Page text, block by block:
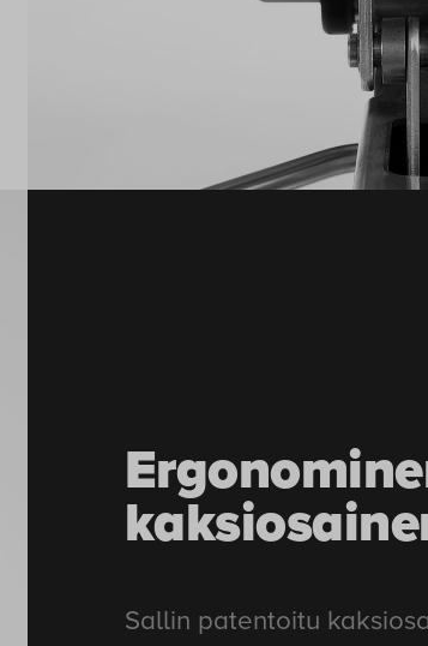
Sallin patentoitu